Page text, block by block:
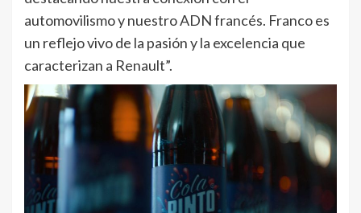
automovilismo y nuestro ADN francés. Franco es
un reflejo vivo de la pasión y la excelencia que
caracterizan a Renault”.